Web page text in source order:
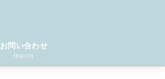
お問い合わせ
Inquiry